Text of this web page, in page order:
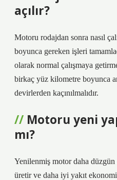
açılır?
Motoru rodajdan sonra nasıl
boyunca gereken işleri
olarak normal çalışmaya
birkaç yüz kilometre boyunca
devirlerden kaçınılmalıdır.
Motoru yeni
mı?
Yenilenmiş motor daha düzgün
üretir ve daha iyi yakıt